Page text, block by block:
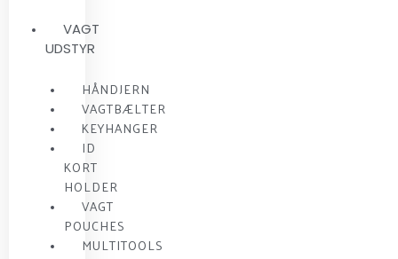
VAGT
UDSTYR
HÅNDJERN
VAGTBÆLTER
KEYHANGER
ID
KORT
HOLDER
VAGT
POUCHES
MULTITOOLS